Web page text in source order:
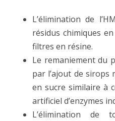
L’élimination de
résidus chimiques
filtres en résine.
Le remaniement du
par l’ajout de sirops
en sucre similaire à
artificiel d’enzymes
L’élimination de